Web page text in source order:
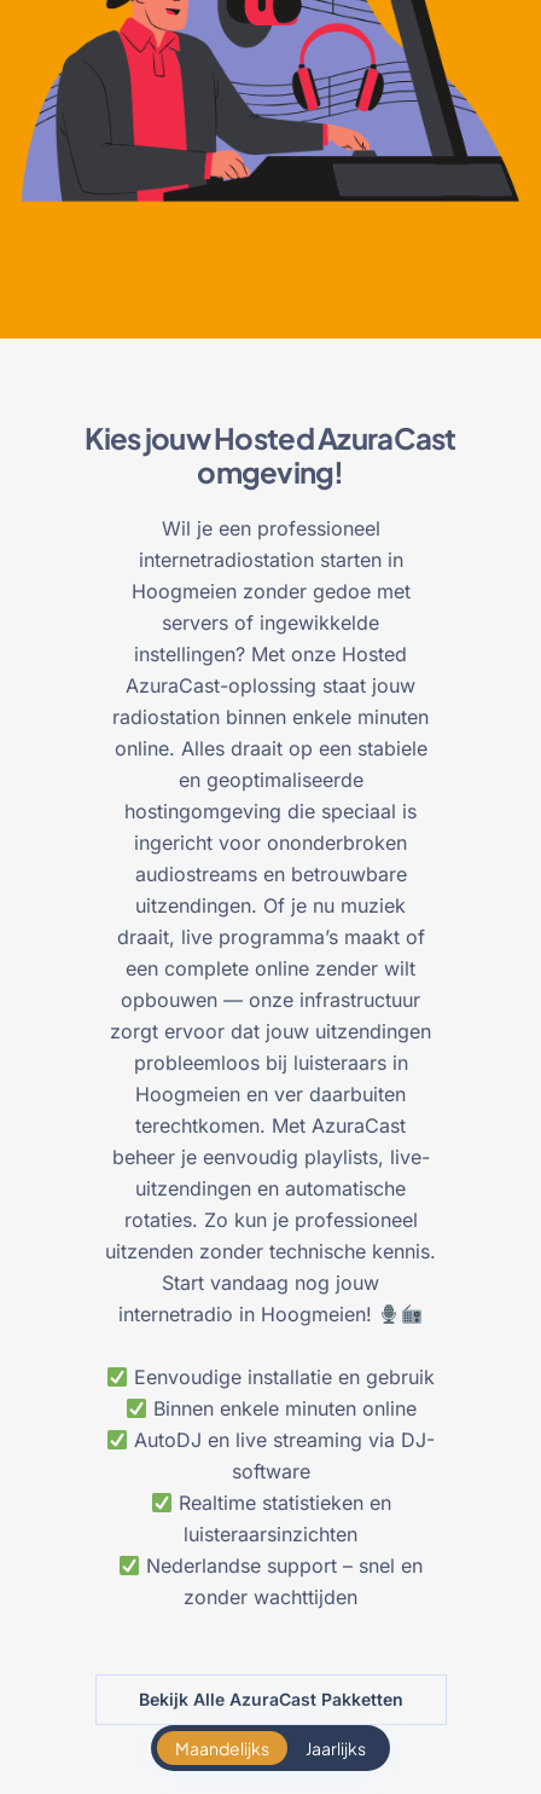
Kies jouw Hosted AzuraCast
omgeving!
Wil je een professioneel
internetradiostation starten in
Hoogmeien zonder gedoe met
servers of ingewikkelde
instellingen? Met onze Hosted
AzuraCast-oplossing staat jouw
radiostation binnen enkele minuten
online. Alles draait op een stabiele
en geoptimaliseerde
hostingomgeving die speciaal is
ingericht voor ononderbroken
audiostreams en betrouwbare
uitzendingen. Of je nu muziek
draait, live programma’s maakt of
een complete online zender wilt
opbouwen — onze infrastructuur
zorgt ervoor dat jouw uitzendingen
probleemloos bij luisteraars in
Hoogmeien en ver daarbuiten
terechtkomen. Met AzuraCast
beheer je eenvoudig playlists, live-
uitzendingen en automatische
rotaties. Zo kun je professioneel
uitzenden zonder technische kennis.
Start vandaag nog jouw
internetradio in Hoogmeien!
Eenvoudige installatie en gebruik
Binnen enkele minuten online
AutoDJ en live streaming via DJ-
software
Realtime statistieken en
luisteraarsinzichten
Nederlandse support – snel en
zonder wachttijden
Bekijk Alle AzuraCast Pakketten
Maandelijks Jaarlijks